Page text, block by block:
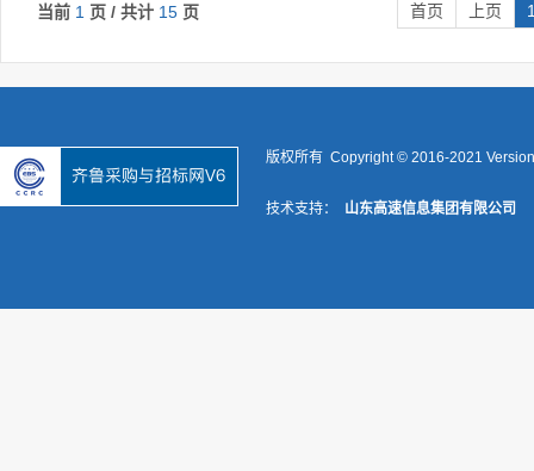
当前 1 页 / 共计 15 页 首页 上页
版权所有 Copyright © 2016-2021
技术支持： 山东高速信息集团有限公司